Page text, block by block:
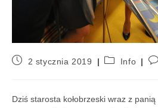
2 stycznia 2019 Info
Dziś starosta kołobrzeski wraz z